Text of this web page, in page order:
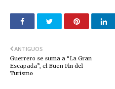
ANTIGUOS
Guerrero se suma a “La Gran
Escapada”, el Buen Fin del
Turismo